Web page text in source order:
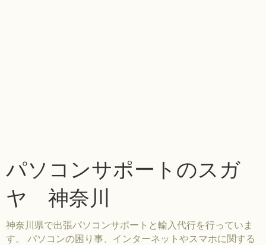
パソコンサポートのスガ
ヤ 神奈川
神奈川県で出張パソコンサポートと輸入代行を行っていま
す。 パソコンの困り事、インターネットやスマホに関する